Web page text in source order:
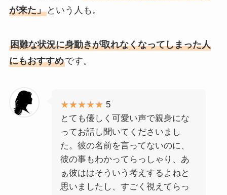
が来た」という人も。
困難な状況に身動きが取れなくなってしまった人
にもおすすめです。
★★★★★ 5
とても優しく可愛い声で親身にな
ってお話し聞いてくださいまし
た。彼の名前を言ってないのに、
彼の事もわかってらっしゃり、あ
ぁ彼ははそういう考えするよねと
思いましたし、すごく視えてらっ